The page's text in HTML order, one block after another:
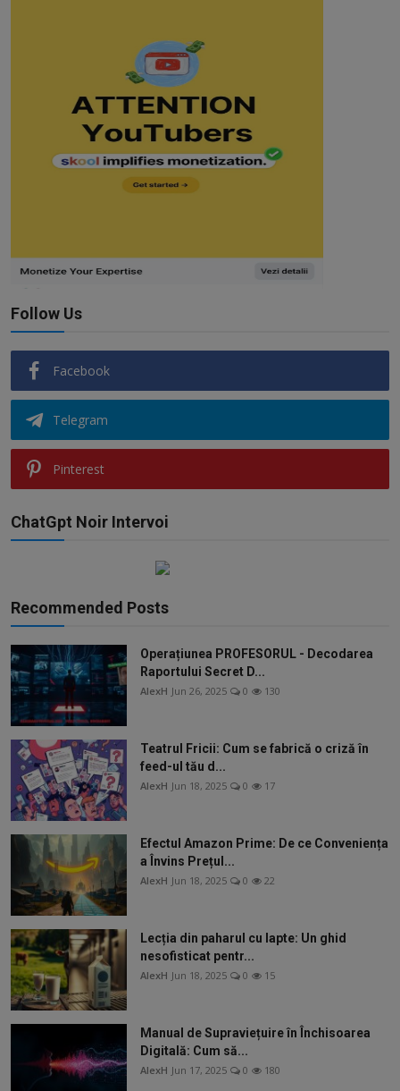
Follow Us
Facebook
Telegram
Pinterest
ChatGpt Noir Intervoi
Recommended Posts
Operațiunea PROFESORUL - Decodarea
Raportului Secret D...
AlexH Jun 26, 2025 0 130
Teatrul Fricii: Cum se fabrică o criză în
feed-ul tău d...
AlexH Jun 18, 2025 0 17
Efectul Amazon Prime: De ce Conveniența
a Învins Prețul...
AlexH Jun 18, 2025 0 22
Lecția din paharul cu lapte: Un ghid
nesofisticat pentr...
AlexH Jun 18, 2025 0 15
Manual de Supraviețuire în Închisoarea
Digitală: Cum să...
AlexH Jun 17, 2025 0 180